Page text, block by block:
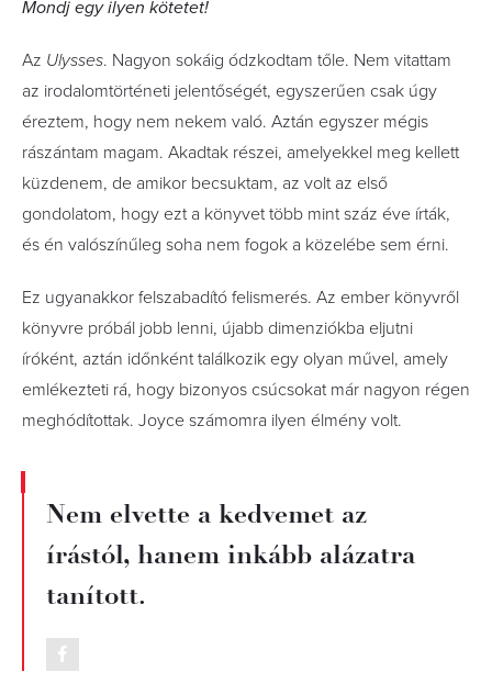
Mondj egy ilyen kötetet!
Az Ulysses. Nagyon sokáig ódzkodtam tőle. Nem vitattam
az irodalomtörténeti jelentőségét, egyszerűen csak úgy
éreztem, hogy nem nekem való. Aztán egyszer mégis
rászántam magam. Akadtak részei, amelyekkel meg kellett
küzdenem, de amikor becsuktam, az volt az első
gondolatom, hogy ezt a könyvet több mint száz éve írták,
és én valószínűleg soha nem fogok a közelébe sem érni.
Ez ugyanakkor felszabadító felismerés. Az ember könyvről
könyvre próbál jobb lenni, újabb dimenziókba eljutni
íróként, aztán időnként találkozik egy olyan művel, amely
emlékezteti rá, hogy bizonyos csúcsokat már nagyon régen
meghódítottak. Joyce számomra ilyen élmény volt.
Nem elvette a kedvemet az
írástól, hanem inkább alázatra
tanított.